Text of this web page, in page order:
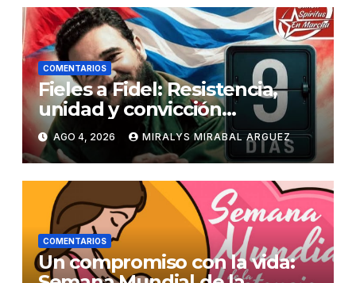
COMENTARIOS
Fieles a Fidel: Resistencia,
unidad y convicción
revolucionaria
AGO 4, 2026 MIRALYS MIRABAL ARGUEZ
COMENTARIOS
Un compromiso con la vida: